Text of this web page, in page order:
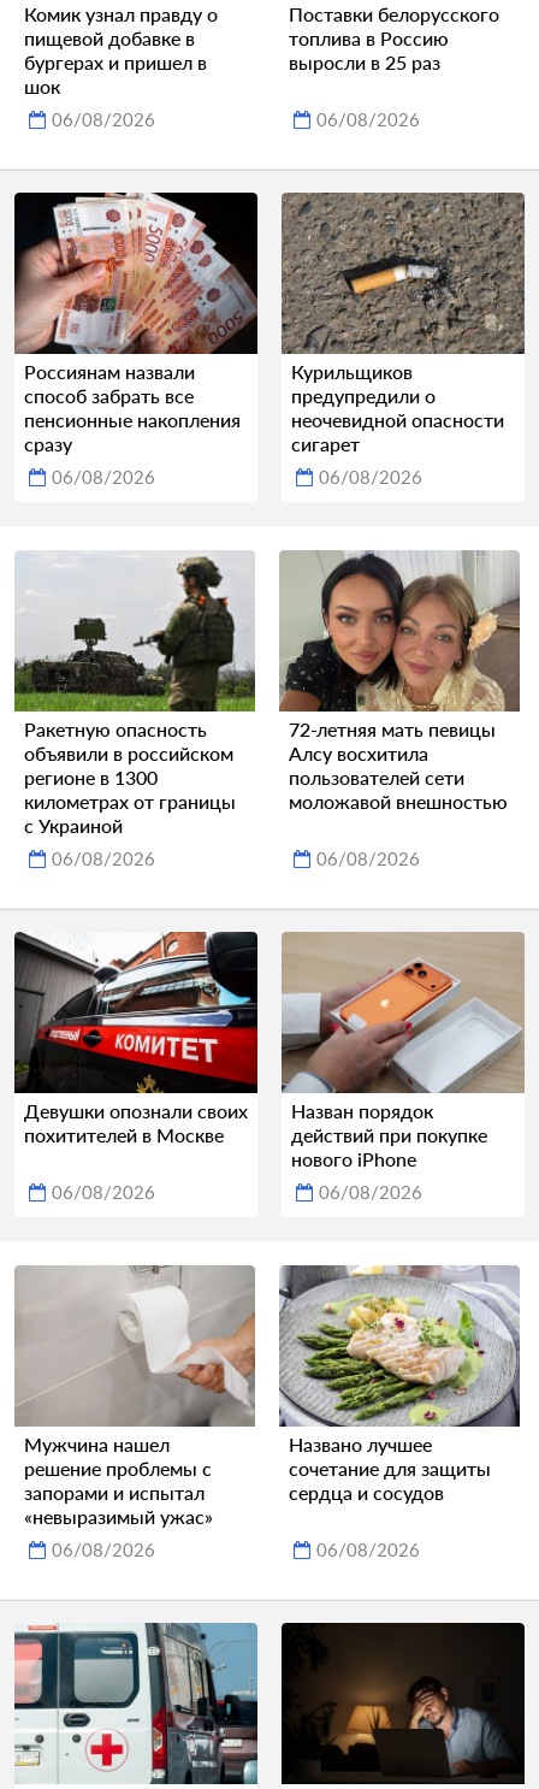
Комик узнал правду о
пищевой добавке в
бургерах и пришел в
шок
06/08/2026
Поставки белорусского
топлива в Россию
выросли в 25 раз
06/08/2026
Россиянам назвали
способ забрать все
пенсионные накопления
сразу
06/08/2026
Курильщиков
предупредили о
неочевидной опасности
сигарет
06/08/2026
Ракетную опасность
объявили в российском
регионе в 1300
километрах от границы
с Украиной
06/08/2026
72-летняя мать певицы
Алсу восхитила
пользователей сети
моложавой внешностью
06/08/2026
Девушки опознали своих
похитителей в Москве
06/08/2026
Назван порядок
действий при покупке
нового iPhone
06/08/2026
Мужчина нашел
решение проблемы с
запорами и испытал
«невыразимый ужас»
06/08/2026
Названо лучшее
сочетание для защиты
сердца и сосудов
06/08/2026